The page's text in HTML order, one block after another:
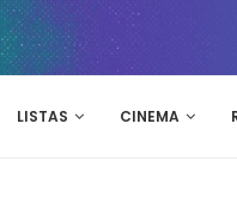
LISTAS CINEMA